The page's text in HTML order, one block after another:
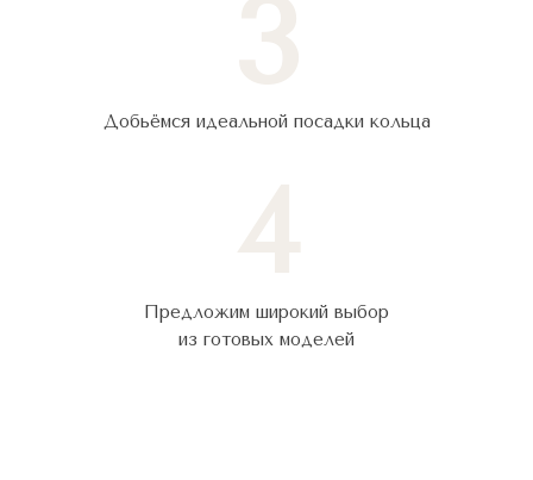
Добьёмся идеальной посадки кольца
Предложим широкий выбор
из готовых моделей